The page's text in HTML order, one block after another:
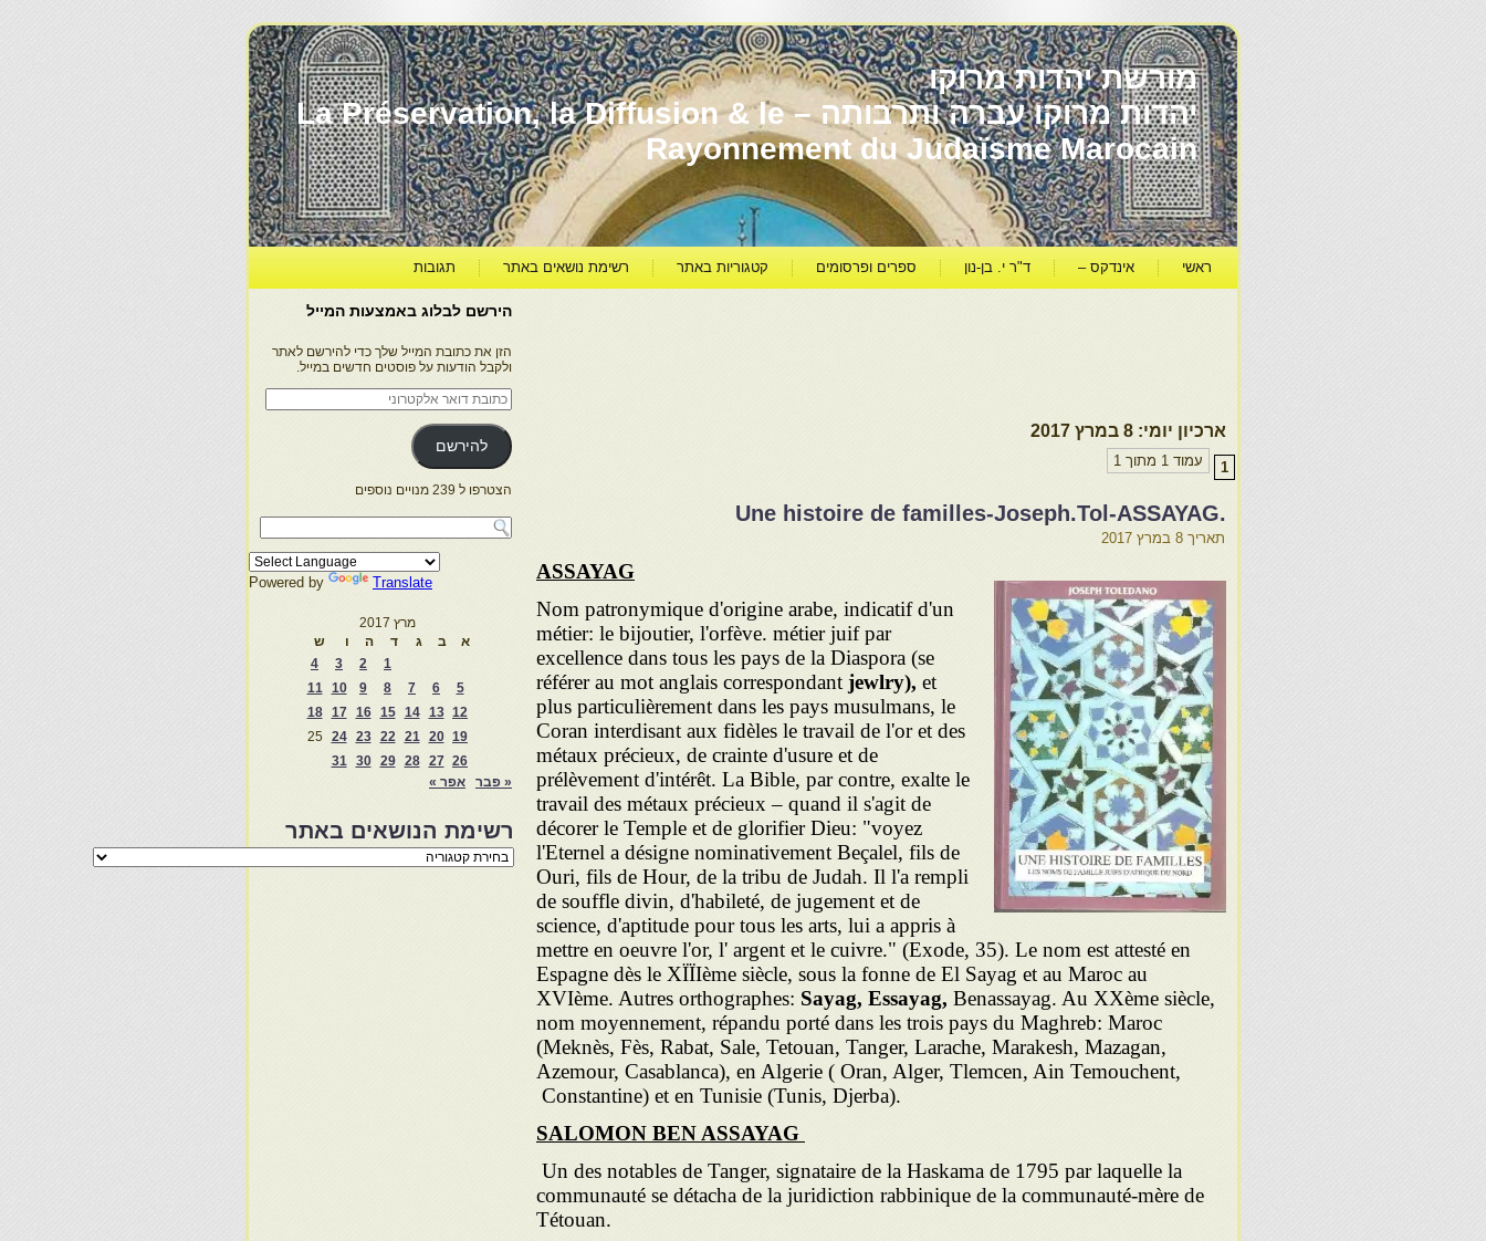
מורשת יהדות מרוקו
יהדות מרוקו עברה ותרבותה – La Préservation, la Diffusion & le
Rayonnement du Judaïsme Marocain
ראשי אינדקס – ד"ר י. בן-נון ספרים ופרסומים קטגוריות באתר רשימת נושאים באתר תגובות
ארכיון יומי: 8 במרץ 2017
עמוד 1 מתוך 1 1
.Une histoire de familles-Joseph.Tol-ASSAYAG
תאריך 8 במרץ 2017
ASSAYAG
Nom patronymique d'origine arabe, indicatif d'un
métier: le bijoutier, l'orfève. métier juif par
excellence dans tous les pays de la Diaspora (se
référer au mot anglais correspondant jewlry), et
plus particulièrement dans les pays musulmans, le
Coran interdisant aux fidèles le travail de l'or et des
métaux précieux, de crainte d'usure et de
prélèvement d'intérêt. La Bible, par contre, exalte le
travail des métaux précieux – quand il s'agit de
décorer le Temple et de glorifier Dieu: "voyez
l'Eternel a désigne nominativement Beçalel, fils de
Ouri, fils de Hour, de la tribu de Judah. Il l'a rempli
de souffle divin, d'habileté, de jugement et de
science, d'aptitude pour tous les arts, lui a appris à
mettre en oeuvre l'or, l' argent et le cuivre." (Exode, 35). Le nom est attesté en
Espagne dès le XÏÏIème siècle, sous la fonne de El Sayag et au Maroc au
XVIème. Autres orthographes: Sayag, Essayag, Benassayag. Au XXème siècle,
nom moyennement, répandu porté dans les trois pays du Maghreb: Maroc
(Meknès, Fès, Rabat, Sale, Tetouan, Tanger, Larache, Marakesh, Mazagan,
Azemour, Casablanca), en Algerie ( Oran, Alger, Tlemcen, Ain Temouchent,
Constantine) et en Tunisie (Tunis, Djerba).
Un des notables de Tanger, signataire de la Haskama de 1795 par laquelle la
communauté se détacha de la juridiction rabbinique de la commu­nauté-mère de
Tétouan.
הירשם לבלוג באמצעות המייל
הזן את כתובת המייל שלך כדי להירשם לאתר
ולקבל הודעות על פוסטים חדשים במייל.
כתובת
דואר
אלקטרוני
להירשם
הצטרפו ל 239 מנויים נוספים
Powered by Translate
מרץ 2017
א
ב ג ד ה ו
ש
1
2
3
4
5
6
7
8
9
10
11
12
13
14
15
16
17
18
19
20
21
22
23
24
25
26
27
28
29
30
31
« פבר
אפר »
רשימת הנושאים באתר
רשימת
הנושאים